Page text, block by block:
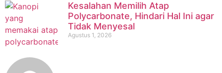
Kesalahan Memilih Atap
Polycarbonate, Hindari Hal Ini agar
Tidak Menyesal
Agustus 1, 2026